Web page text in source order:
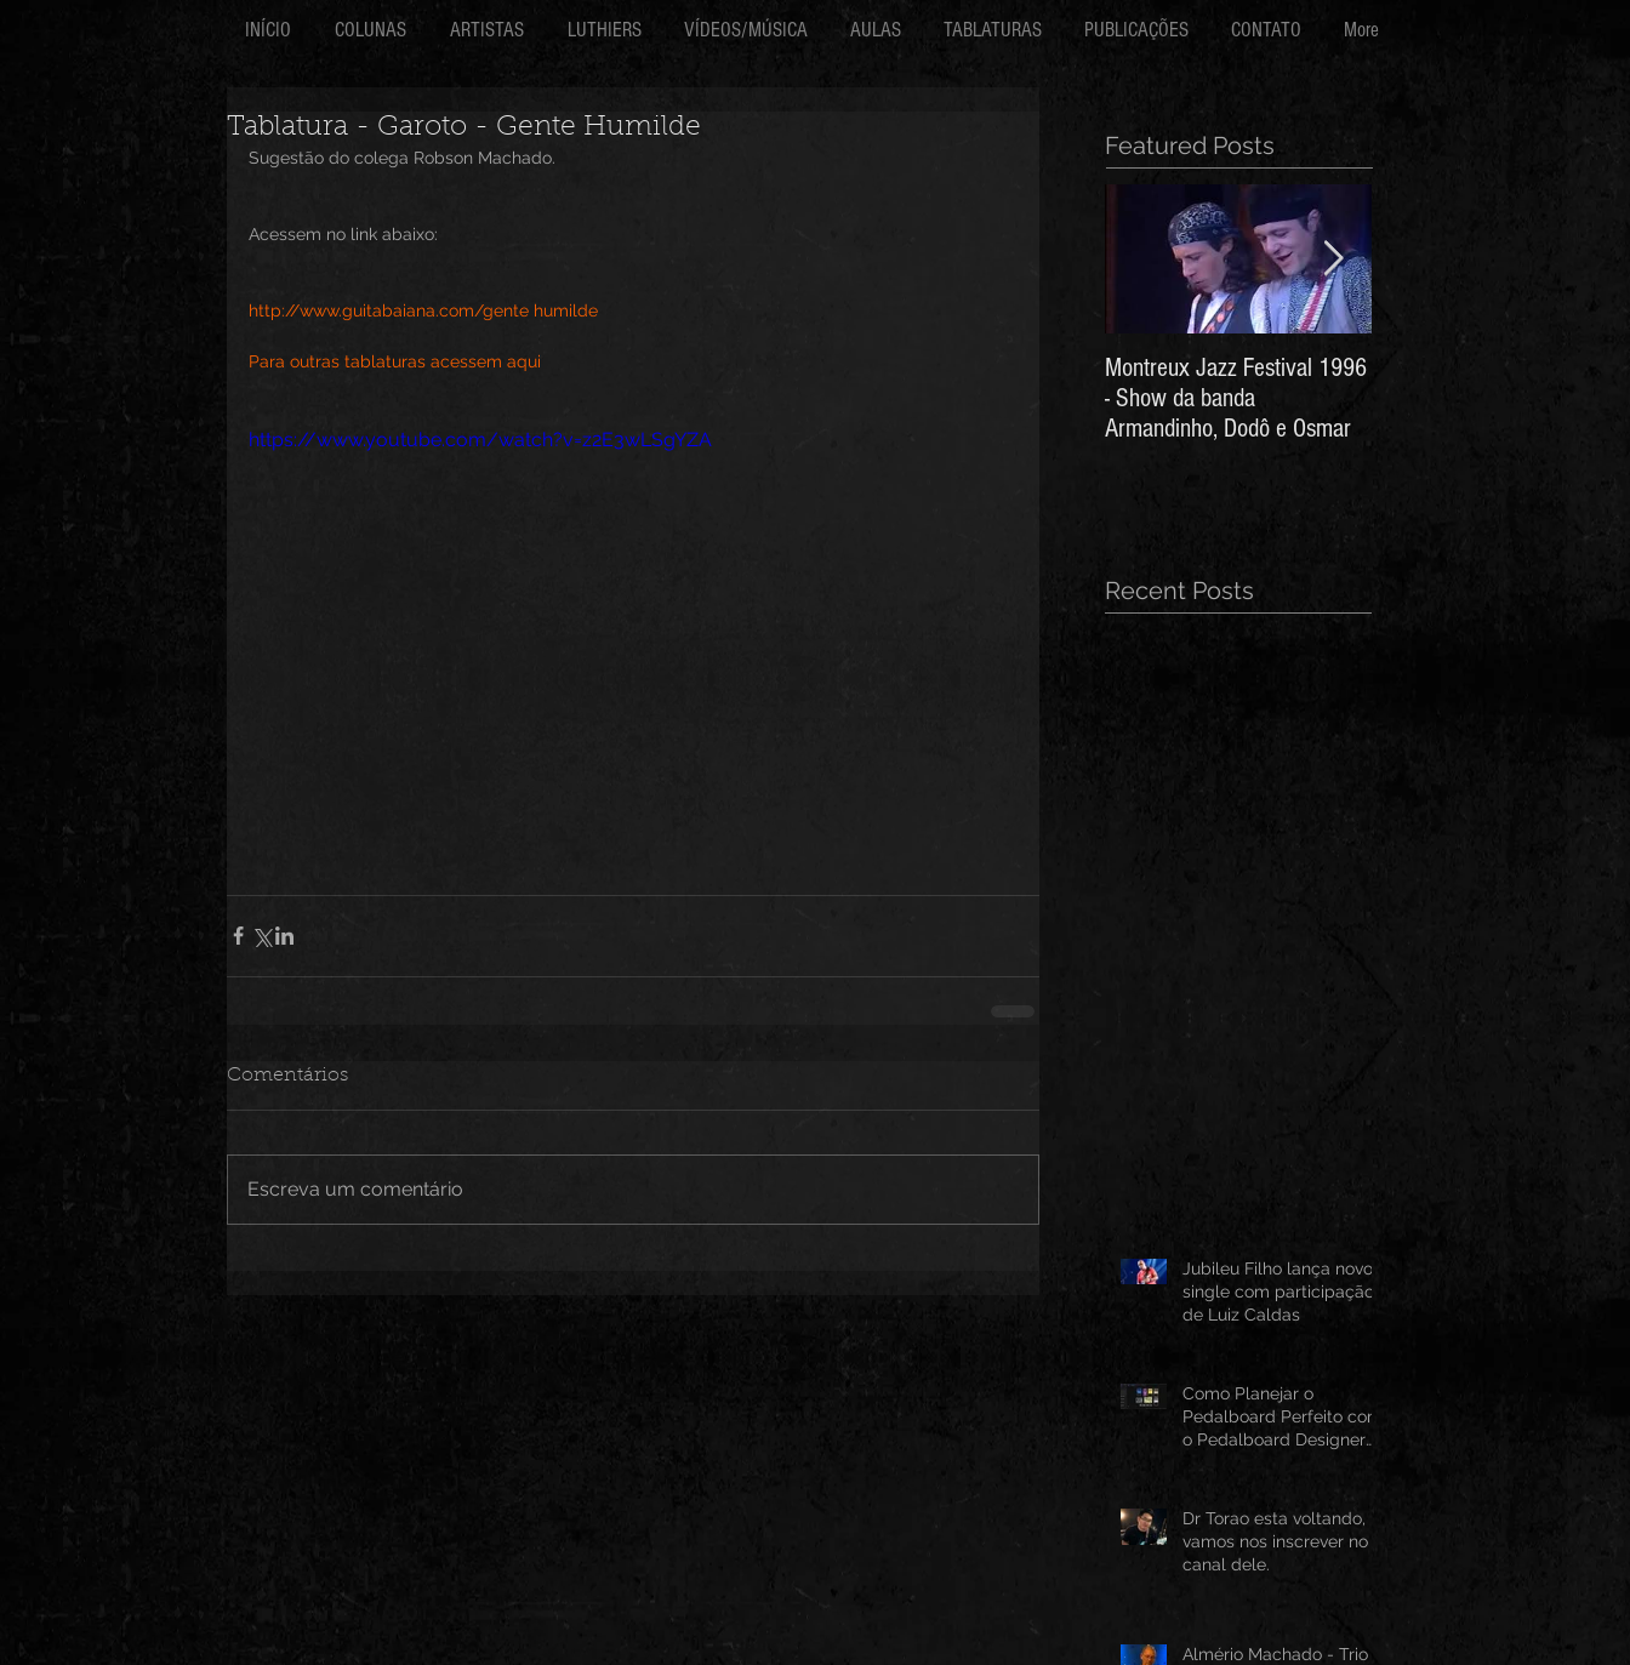
INÍCIO COLUNAS ARTISTAS LUTHIERS VÍDEOS/MÚSICA AULAS TABLATURAS PUBLICAÇÕES CONTATO More
Tablatura - Garoto - Gente Humilde
Sugestão do colega Robson Machado.
Acessem no link abaixo:
http://www.guitabaiana.com/gente humilde
Para outras tablaturas acessem aqui
https://www.youtube.com/watch?v=z2E3wLSgYZA
Comentários
Escreva um comentário
Featured Posts
Montreux Jazz Festival 1996
- Show da banda
Armandinho, Dodô e Osmar
Recent Posts
Jubileu Filho lança novo
single com participação
de Luiz Caldas
Como Planejar o
Pedalboard Perfeito com
o Pedalboard Designer
Dr Torao esta voltando,
vamos nos inscrever no
canal dele.
Almério Machado - Trio